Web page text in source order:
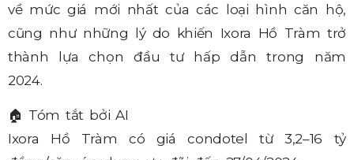
về mức giá mới nhất của các loại hình căn hộ,
cũng như những lý do khiến Ixora Hồ Tràm trở
thành lựa chọn đầu tư hấp dẫn trong năm
2024.
🏠 Tóm tắt bởi AI
Ixora Hồ Tràm có giá condotel từ 3,2–16 tỷ